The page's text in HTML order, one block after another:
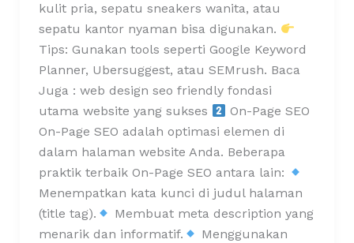
kulit pria, sepatu sneakers wanita, atau
sepatu kantor nyaman bisa digunakan.
Tips: Gunakan tools seperti Google Keyword
Planner, Ubersuggest, atau SEMrush. Baca
Juga : web design seo friendly fondasi
utama website yang sukses
On-Page SEO
On-Page SEO adalah optimasi elemen di
dalam halaman website Anda. Beberapa
praktik terbaik On-Page SEO antara lain:
Menempatkan kata kunci di judul halaman
(title tag).
Membuat meta description yang
menarik dan informatif.
Menggunakan